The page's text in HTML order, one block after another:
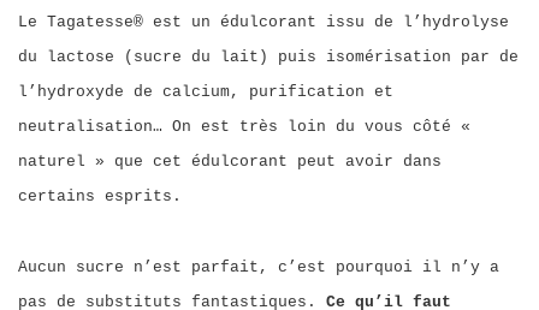
Le Tagatesse® est un édulcorant issu de l’hydrolyse
du lactose (sucre du lait) puis isomérisation par de
l’hydroxyde de calcium, purification et
neutralisation… On est très loin du vous côté «
naturel » que cet édulcorant peut avoir dans
certains esprits.
Aucun sucre n’est parfait, c’est pourquoi il n’y a
pas de substituts fantastiques. Ce qu’il faut